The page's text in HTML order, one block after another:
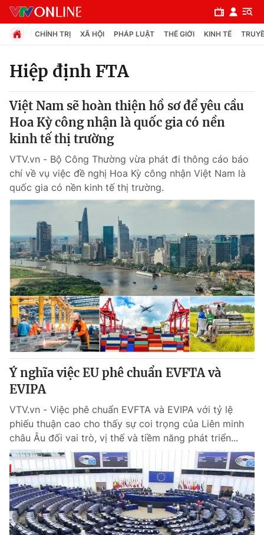
Chuyên mục
Chính trị
Pháp luật
Thế giới
Tin tức
Thế giới đó đây
Câu chuyện quốc tế
Kinh tế
Tài chính
Thị trường
Góc doanh nghiệp
Dữ liệu và đời sống
Truyền hình
Phim VTV
Hậu trường
Nhân vật
Khán giả
Giải sao mai
Giải trí
Điện ảnh
Âm nhạc
Sao
Đời sống
Du lịch
Làm đẹp
Chất lượng cuộc sống
Giáo dục
Tuyển sinh
Học trực tuyến
Công nghệ
Hitech Công nghệ tương lai
Giao lưu trực tuyến
CHÍNH TRỊ XÃ HỘI PHÁP LUẬT THẾ GIỚI KINH TẾ
Hiệp định FTA
Việt Nam sẽ hoàn thiện hồ sơ để yêu cầu
Hoa Kỳ công nhận là quốc gia có nền
kinh tế thị trường
VTV.vn - Bộ Công Thường vừa phát đi thông cáo báo
chí về vụ việc đề nghị Hoa Kỳ công nhận Việt Nam là
quốc gia có nền kinh tế thị trường.
Ý nghĩa việc EU phê chuẩn EVFTA và
EVIPA
VTV.vn - Việc phê chuẩn EVFTA và EVIPA với tỷ lệ
phiếu thuận cao cho thấy sự coi trọng của Liên minh
châu Âu đối vai trò, vị thế và tiềm năng phát triển...